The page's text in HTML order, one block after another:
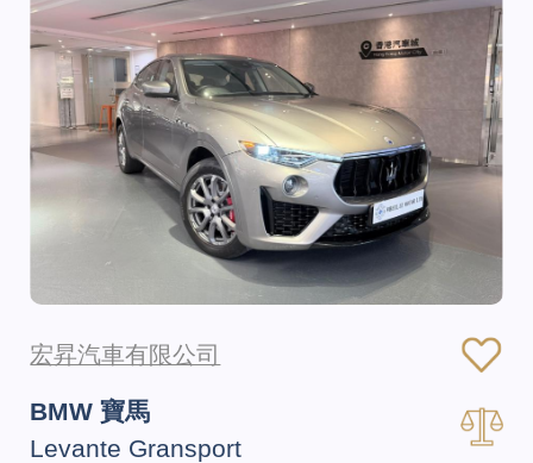
宏昇汽車有限公司
BMW 寶馬
Levante Gransport